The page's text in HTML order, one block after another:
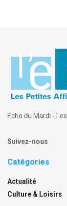
Echo du Mardi -
Suivez-nous
Catégories
Actualité
Culture & Loisirs